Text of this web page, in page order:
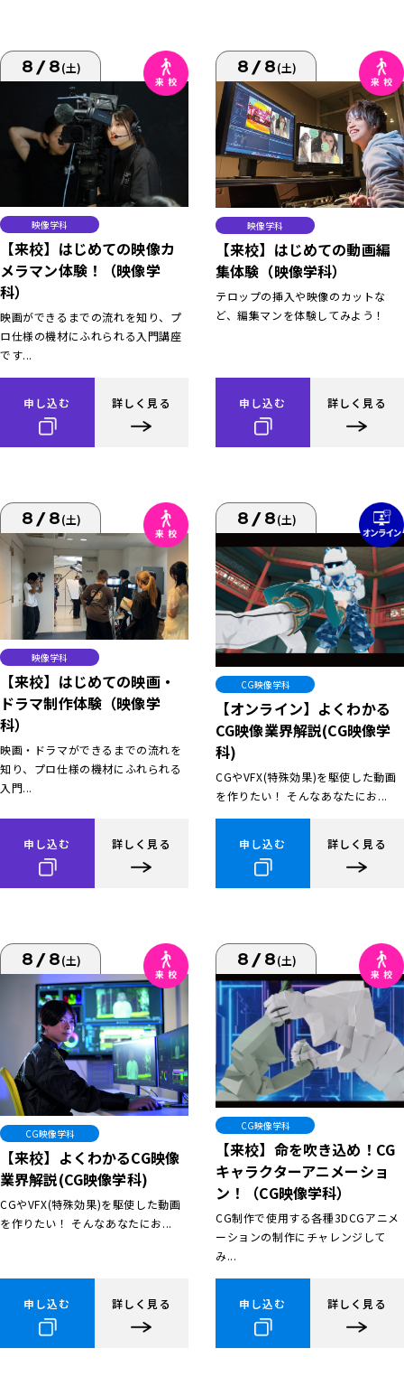
8/8(土)
映像学科
【来校】はじめての映像カ
メラマン体験！（映像学
科）
映画ができるまでの流れを知り、プ
ロ仕様の機材にふれられる入門講座
です...
申し込む 詳しく見る
8/8(土)
映像学科
【来校】はじめての動画編
集体験（映像学科）
テロップの挿入や映像のカットな
ど、編集マンを体験してみよう！
申し込む 詳しく見る
8/8(土)
映像学科
【来校】はじめての映画・
ドラマ制作体験（映像学
科）
映画・ドラマができるまでの流れを
知り、プロ仕様の機材にふれられる
入門...
申し込む 詳しく見る
8/8(土)
CG映像学科
【オンライン】よくわかる
CG映像業界解説(CG映像学
科)
CGやVFX(特殊効果)を駆使した動画
を作りたい！ そんなあなたにお...
申し込む 詳しく見る
8/8(土)
CG映像学科
【来校】よくわかるCG映像
業界解説(CG映像学科)
CGやVFX(特殊効果)を駆使した動画
を作りたい！ そんなあなたにお...
申し込む 詳しく見る
8/8(土)
CG映像学科
【来校】命を吹き込め！CG
キャラクターアニメーショ
ン！（CG映像学科）
CG制作で使用する各種3DCGアニメ
ーションの制作にチャレンジして
み...
申し込む 詳しく見る